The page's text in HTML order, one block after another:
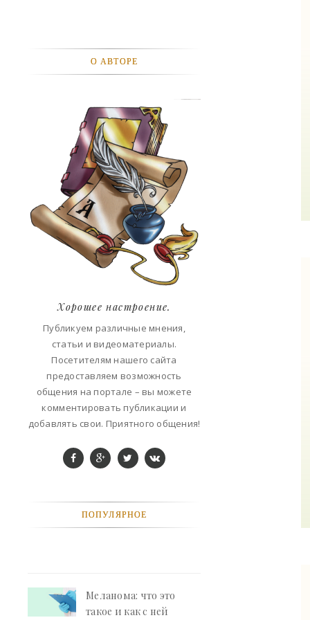
ЛЮДИ
ПОДРОСТКИ
ГОРОДА
ЭКСПЕРЕМЕНТЫ
ЖИЛЬЕ
ЗВЕЗДЫ
О АВТОРЕ
Хорошее настроение.
Публикуем различные мнения,
статьи и видеоматериалы.
Посетителям нашего сайта
предоставляем возможность
общения на портале – вы можете
комментировать публикации и
добавлять свои. Приятного общения!
ПОПУЛЯРНОЕ
Меланома: что это
такое и как с ней